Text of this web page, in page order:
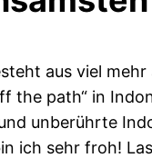
aus viel
the path“ in
unberührte
ich sehr froh!